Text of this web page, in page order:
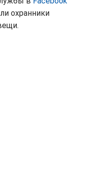
охранники